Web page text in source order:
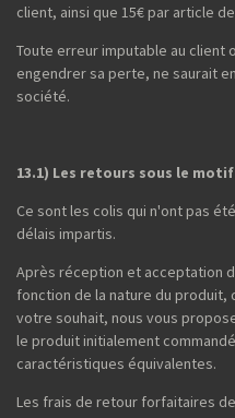
client, ainsi que 15€ par article
Toute erreur imputable au client
engendrer sa perte, ne saurait
société.
13.1) Les retours sous le
Ce sont les colis qui n'ont pas
délais impartis.
Après réception et acceptation
fonction de la nature du
votre souhait, nous vous
le produit initialement
caractéristiques équivalentes.
Les frais de retour forfaitaires